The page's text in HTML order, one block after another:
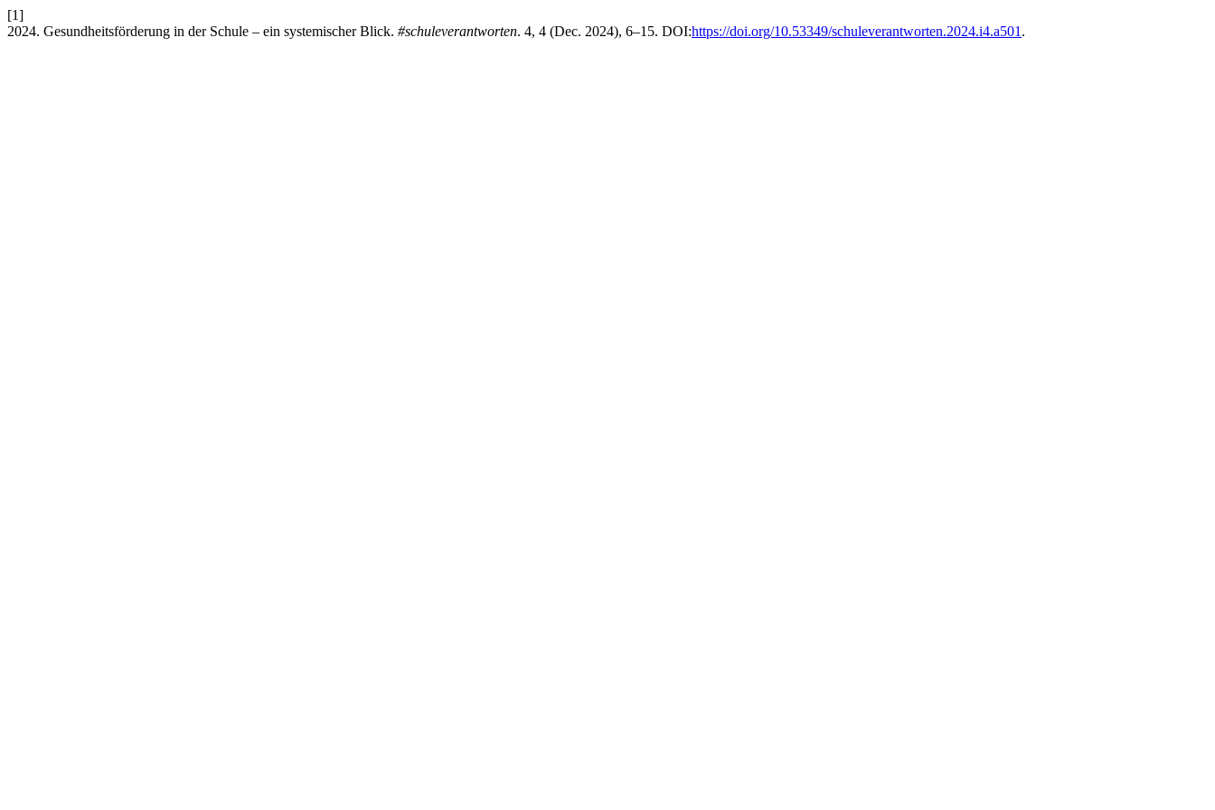
[1]
2024. Gesundheitsförderung in der Schule – ein systemischer Blick. #schuleverantworten. 4, 4 (Dec. 2024), 6–15. DOI:https://doi.org/10.53349/schuleverantworten.2024.i4.a501 .